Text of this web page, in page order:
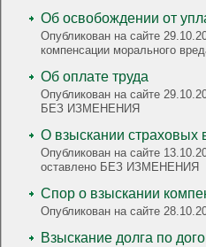
Об освобождении от
Опубликован на сайте
компенсации морального
Об оплате труда
Опубликован на сайте
БЕЗ ИЗМЕНЕНИЯ
О взыскании
Опубликован на сайте
оставлено БЕЗ ИЗМЕНЕНИЯ
Опубликован на сайте
Взыскание долга по